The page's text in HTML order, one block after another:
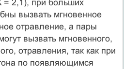
= 2,1), при больших
вызвать мгновенное
отравление, а пары
вызвать мгновенного,
отравления, так как при
по появляющимся